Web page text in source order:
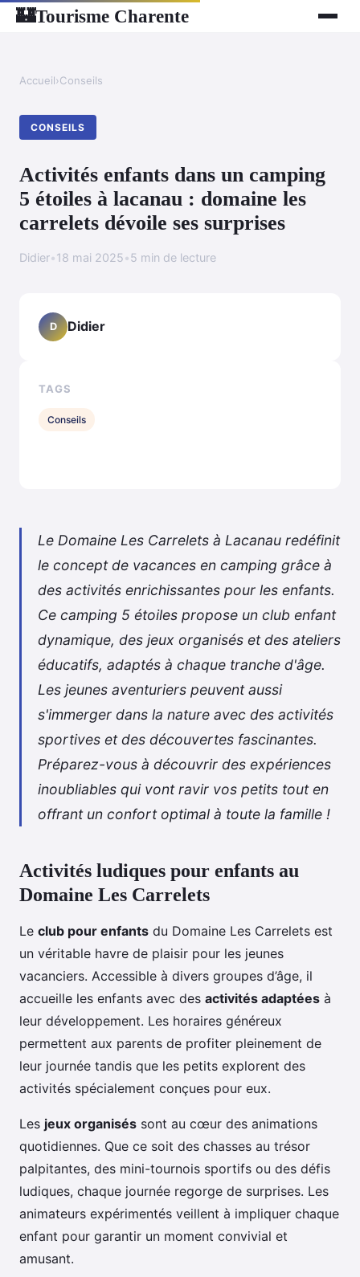
🏰Tourisme Charente
Accueil›Conseils
CONSEILS
Activités enfants dans un camping
5 étoiles à lacanau : domaine les
carrelets dévoile ses surprises
Didier•18 mai 2025•5 min de lecture
Le Domaine Les Carrelets à Lacanau redéfinit
le concept de vacances en camping grâce à
des activités enrichissantes pour les enfants.
Ce camping 5 étoiles propose un club enfant
dynamique, des jeux organisés et des ateliers
éducatifs, adaptés à chaque tranche d'âge.
Les jeunes aventuriers peuvent aussi
s'immerger dans la nature avec des activités
sportives et des découvertes fascinantes.
Préparez-vous à découvrir des expériences
inoubliables qui vont ravir vos petits tout en
offrant un confort optimal à toute la famille !
Activités ludiques pour enfants au
Domaine Les Carrelets
Le club pour enfants du Domaine Les Carrelets est
un véritable havre de plaisir pour les jeunes
vacanciers. Accessible à divers groupes d’âge, il
accueille les enfants avec des activités adaptées à
leur développement. Les horaires généreux
permettent aux parents de profiter pleinement de
leur journée tandis que les petits explorent des
activités spécialement conçues pour eux.
Les jeux organisés sont au cœur des animations
quotidiennes. Que ce soit des chasses au trésor
palpitantes, des mini-tournois sportifs ou des défis
ludiques, chaque journée regorge de surprises. Les
animateurs expérimentés veillent à impliquer chaque
enfant pour garantir un moment convivial et
amusant.
D Didier
TAGS
Conseils